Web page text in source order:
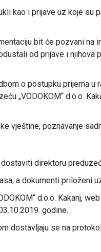
kao i prijave uz koje su
bit će pozvani na
od prijave i njihova
o postupku prijema u
„VODOKOM“ d.o.o.
vještine, poznavanje
direktoru
a dokumenti priloženi
d.o.o. Kakanj,
godine.
dostavljaju se na